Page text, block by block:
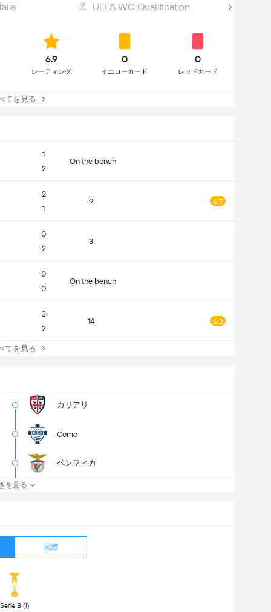
UEFA WC Qualification
6.9
レーティング
0
イエローカード
0
レッドカード
を見る
1
2
On the bench
2
1
9 6.7
0
2
3
0
0
On the bench
3
2
14 6.3
を見る
カリアリ
Como
ベンフィカ
を見る
国際